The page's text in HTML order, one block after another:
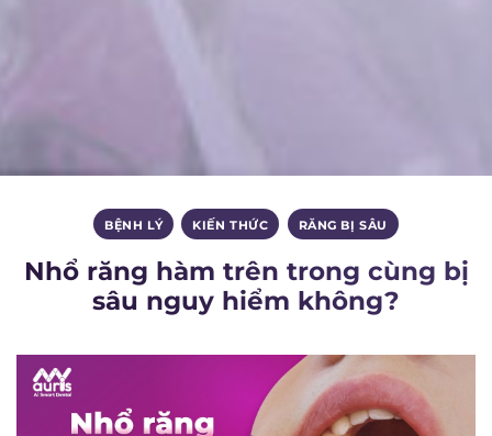
BỆNH LÝ , KIẾN THỨC RĂNG BỊ SÂU
Nhổ răng hàm trên trong cùng bị
sâu nguy hiểm không?